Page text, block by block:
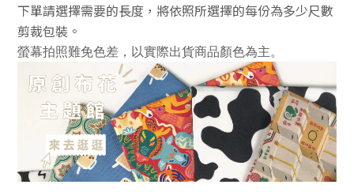
下單請選擇需要的長度，將依照所選擇的每份為多少尺數
剪裁包裝。
螢幕拍照難免色差，以實際出貨商品顏色為主。